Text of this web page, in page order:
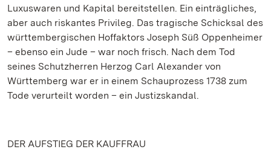
Luxuswaren und Kapital bereitstellen. Ein einträgliches,
aber auch riskantes Privileg. Das tragische Schicksal des
württembergischen Hoffaktors Joseph Süß Oppenheimer
– ebenso ein Jude – war noch frisch. Nach dem Tod
seines Schutzherren Herzog Carl Alexander von
Württemberg war er in einem Schauprozess 1738 zum
Tode verurteilt worden – ein Justizskandal.
DER AUFSTIEG DER KAUFFRAU